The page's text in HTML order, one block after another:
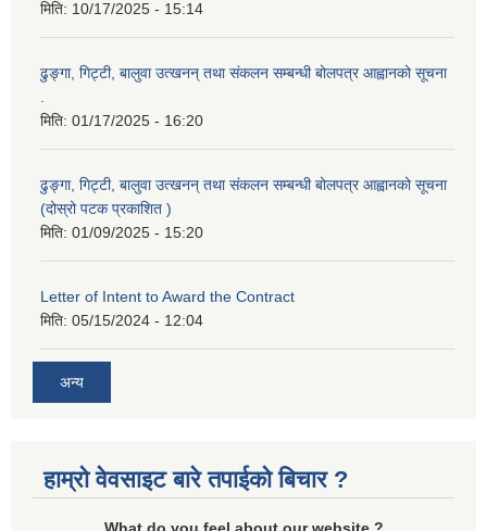
मिति: 10/17/2025 - 15:14
ढुङ्गा, गिट्टी, बालुवा उत्खनन् तथा संकलन सम्बन्धी बोलपत्र आह्वानको सूचना
.
मिति: 01/17/2025 - 16:20
ढुङ्गा, गिट्टी, बालुवा उत्खनन् तथा संकलन सम्बन्धी बोलपत्र आह्वानको सूचना
(दोस्रो पटक प्रकाशित )
मिति: 01/09/2025 - 15:20
Letter of Intent to Award the Contract
मिति: 05/15/2024 - 12:04
अन्य
हाम्रो वेवसाइट बारे तपाईको बिचार ?
What do you feel about our website ?